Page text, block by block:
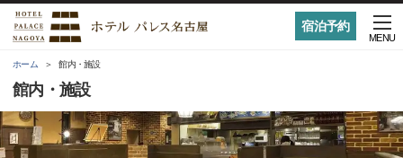
宿泊予約
MENU
ホーム 館内・施設
館内・施設